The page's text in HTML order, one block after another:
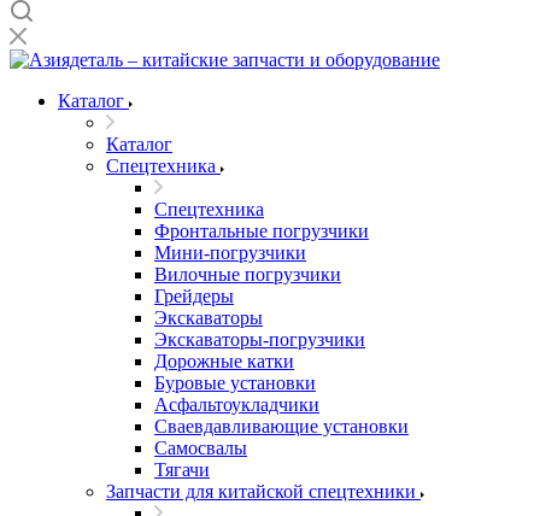
Каталог
Каталог
Спецтехника
Спецтехника
Фронтальные погрузчики
Мини-погрузчики
Вилочные погрузчики
Грейдеры
Экскаваторы
Экскаваторы-погрузчики
Дорожные катки
Буровые установки
Асфальтоукладчики
Сваевдавливающие установки
Самосвалы
Тягачи
Запчасти для китайской спецтехники